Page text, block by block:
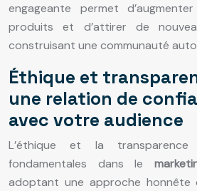
engageante permet
produits et d’attirer de
construisant une communauté
Éthique et
une relation de
avec votre audience
L’éthique et la
fondamentales dans le
adoptant une approche honnête